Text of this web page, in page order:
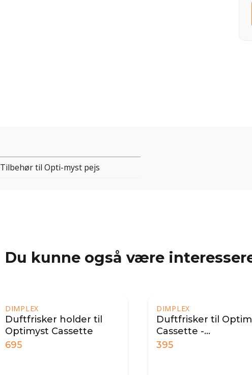
Tilbehør til Opti-myst pejs
Du kunne også være
DIMPLEX
Duftfrisker holder til
Optimyst Cassette
695
DIMPLEX
Duftfrisker til
Cassette -
395